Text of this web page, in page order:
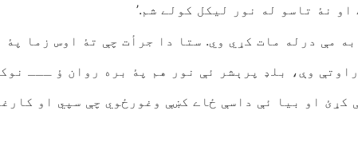
نۀ تاسو له نور ليکل کولے شم.’
به مې درله مات کړي وي. ستا دا جرأت چې تۀ اوس زما
وې، بلډ پرېشر ئې نور هم پۀ بره روان ؤ ـــ
کړئ او بيا ئې داسې ځاے کښې وغورځوي چې سپي او